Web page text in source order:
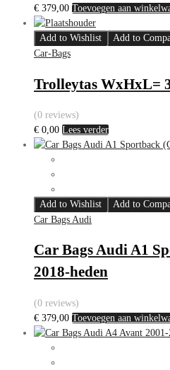
€ 379,00 Toevoegen aan
Add to Wishlist
Add to
Car-Bags
Trolleytas WxHxL=
(0 reviews)
€ 0,00 Lees verder
Add to Wishlist
Add to
Car Bags Audi
Car Bags Audi A1
2018-heden
(0 reviews)
€ 379,00 Toevoegen aan